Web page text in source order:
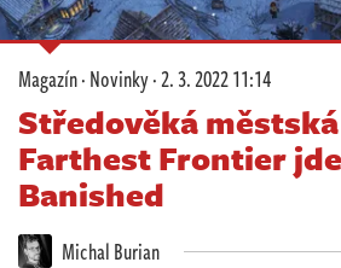
Komunita
Redakce
Živě
Magazín·Novinky·2. 3. 2022 11:14
Středověká
Farthest Frontier
Banished
Michal Burian